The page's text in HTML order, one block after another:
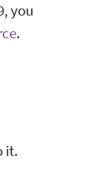
you
.
it.